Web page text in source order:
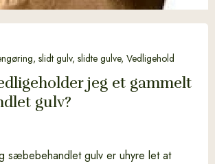
, slidt gulv, slidte gulve, Vedligehold
jeg et gammelt
gulv?
sæbebehandlet gulv er uhyre let at